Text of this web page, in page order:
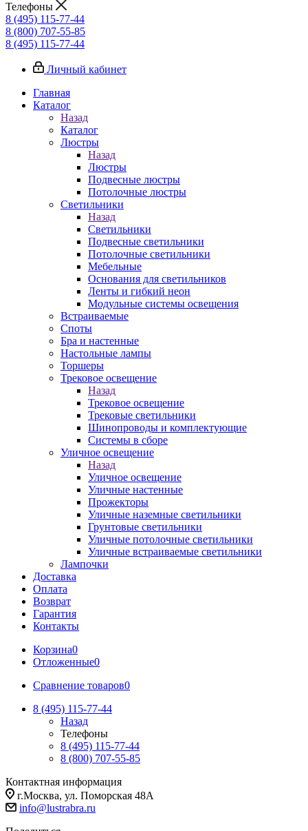
Телефоны
8 (495) 115-77-44
8 (800) 707-55-85
8 (495) 115-77-44
Личный кабинет
Главная
Каталог
Назад
Каталог
Люстры
Назад
Люстры
Подвесные люстры
Потолочные люстры
Светильники
Назад
Светильники
Подвесные светильники
Потолочные светильники
Мебельные
Основания для светильников
Ленты и гибкий неон
Модульные системы освещения
Встраиваемые
Споты
Бра и настенные
Настольные лампы
Торшеры
Трековое освещение
Назад
Трековое освещение
Трековые светильники
Шинопроводы и комплектующие
Системы в сборе
Уличное освещение
Назад
Уличное освещение
Уличные настенные
Прожекторы
Уличные наземные светильники
Грунтовые светильники
Уличные потолочные светильники
Уличные встраиваемые светильники
Лампочки
Доставка
Оплата
Возврат
Гарантия
Контакты
Корзина0
Отложенные0
Сравнение товаров0
8 (495) 115-77-44
Назад
Телефоны
8 (495) 115-77-44
8 (800) 707-55-85
Контактная информация
г.Москва, ул. Поморская 48А
info@lustrabra.ru